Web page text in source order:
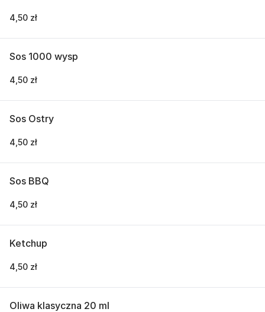
4,50 zł
Sos 1000 wysp
4,50 zł
Sos Ostry
4,50 zł
Sos BBQ
4,50 zł
Ketchup
4,50 zł
Oliwa klasyczna 20 ml